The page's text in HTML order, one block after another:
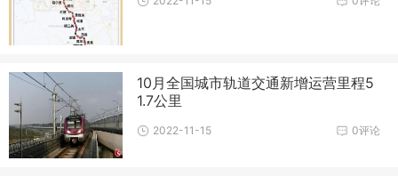
10月全国城市轨道交通新增运营里程5
1.7公里
0评论
2022-11-15